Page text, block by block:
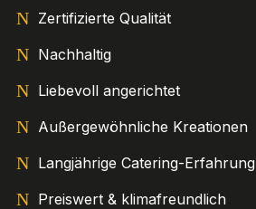
Zertifizierte Qualität
Nachhaltig
Liebevoll angerichtet
Außergewöhnliche Kreationen
Langjährige Catering-Erfahrung
Preiswert & klimafreundlich